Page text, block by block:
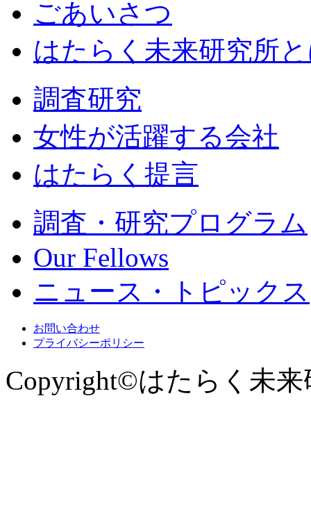
ごあいさつ
はたらく未来研究所
調査研究
女性が活躍する会社
はたらく提言
調査・研究プログラム
Our Fellows
ニュース・トピックス
お問い合わせ
プライバシーポリシー
Copyright©はたらく未来